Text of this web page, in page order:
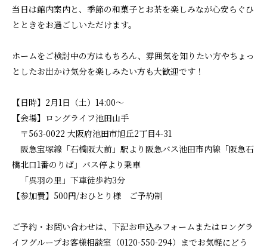
当日は館内案内と、季節の和菓子とお茶を楽しみなが心安らぐひ
とときをお過ごしいただけます。
ホームをご検討中の方はもちろん、雰囲気を知りたい方やちょっ
としたお出かけ気分を楽しみたい方も大歓迎です！
【日時】2月1日（土）14:00〜
【会場】ロングライフ池田山手
〒563-0022 大阪府池田市旭丘2丁目4-31
阪急宝塚線「石橋阪大前」駅より阪急バス池田市内線「阪急石
橋北口1番のりば」バス停より乗車
「呉羽の里」下車徒歩約3分
【参加費】500円/おひとり様 ご予約制
ご予約・お問い合わせは、下記お申込みフォームまたはロングラ
イフグループお客様相談室（0120-550-294）までお気軽にどう